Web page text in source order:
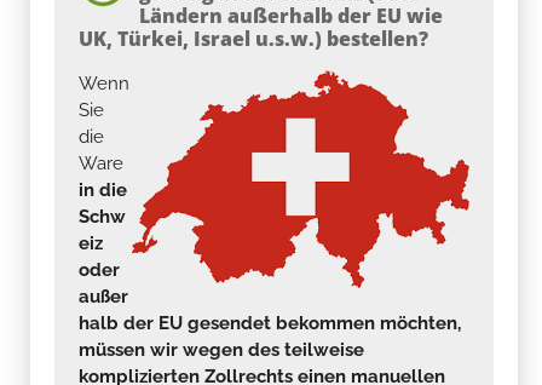
Ländern außerhalb der EU wie
UK, Türkei, Israel u.s.w.) bestellen?
Wenn
Sie
die
Ware
in die
Schw
eiz
oder
außer
halb der EU gesendet bekommen möchten,
müssen wir wegen des teilweise
komplizierten Zollrechts einen manuellen